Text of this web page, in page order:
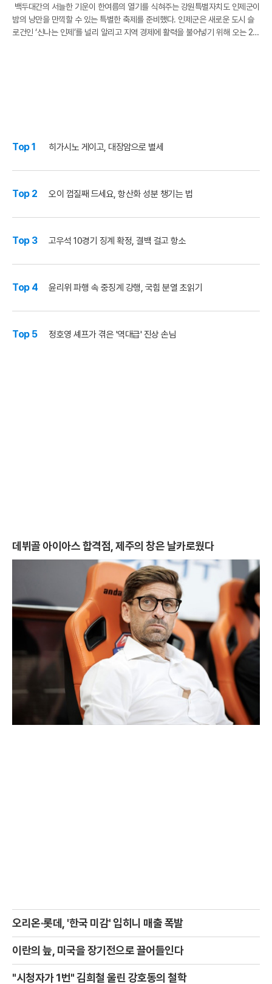
백두대간의 서늘한 기운이 한여름의 열기를 식혀주는 강원특별자치도 인제군이
밤의 낭만을 만끽할 수 있는 특별한 축제를 준비했다. 인제군은 새로운 도시 슬
로건인 ‘신나는 인제’를 널리 알리고 지역 경제에 활력을 불어넣기 위해 오는 21
Top 1 히가시노 게이고, 대장암으로 별세
Top 2 오이 껍질째 드세요, 항산화 성분 챙기는 법
Top 3 고우석 10경기 징계 확정, 결백 걸고 항소
Top 4 윤리위 파행 속 중징계 강행, 국힘 분열 초읽기
Top 5 정호영 셰프가 겪은 '역대급' 진상 손님
데뷔골 아이아스 합격점, 제주의 창은 날카로웠다
오리온·롯데, '한국 미감' 입히니 매출 폭발
이란의 늪, 미국을 장기전으로 끌어들인다
"시청자가 1번" 김희철 울린 강호동의 철학